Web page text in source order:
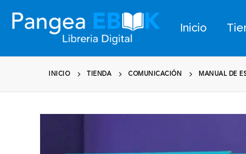
Inicio
INICIO TIENDA COMUNICACIÓN MANUAL DE